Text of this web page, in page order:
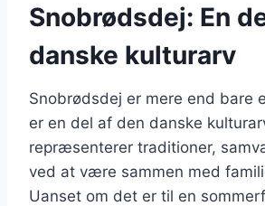
Snobrødsdej: En
danske kulturarv
Snobrødsdej er mere end bare
er en del af den danske
repræsenterer traditioner,
ved at være sammen med
Uanset om det er til en